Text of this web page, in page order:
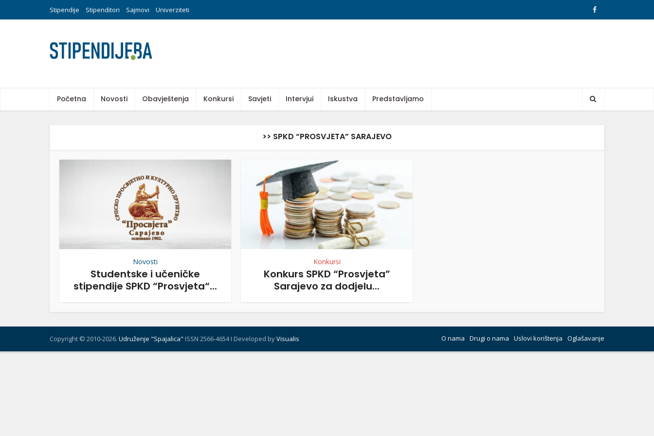
Stipendije Stipenditori Sajmovi Univerziteti
Početna Novosti Obavještenja Konkursi Savjeti Intervjui Iskustva Predstavljamo
>> SPKD “PROSVJETA” SARAJEVO
Novosti
Studentske i učeničke
stipendije SPKD “Prosvjeta“...
Konkursi
Konkurs SPKD “Prosvjeta”
Sarajevo za dodjelu...
Copyright © 2010-2026. Udruženje "Spajalica" ISSN 2566-4654 I Developed byVisualis O nama Drugi o nama Uslovi korištenja Oglašavanje